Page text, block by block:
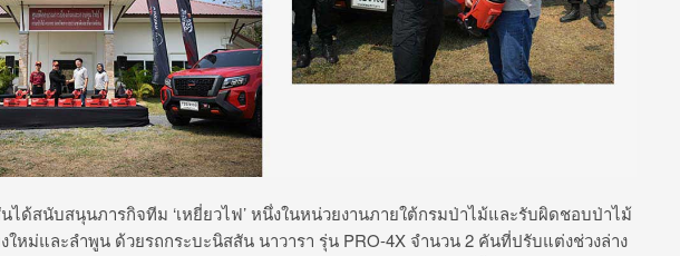
ได้สนับสนุนภารกิจทีม ‘เหยี่ยวไฟ’ หนึ่งในหน่วยงานภายใต้กรมป่าไม้และรับผิดชอบป่าไม้
ใหม่และลำพูน ด้วยรถกระบะนิสสัน นาวารา รุ่น PRO-4X จำนวน2 คันที่ปรับแต่งช่วงล่าง